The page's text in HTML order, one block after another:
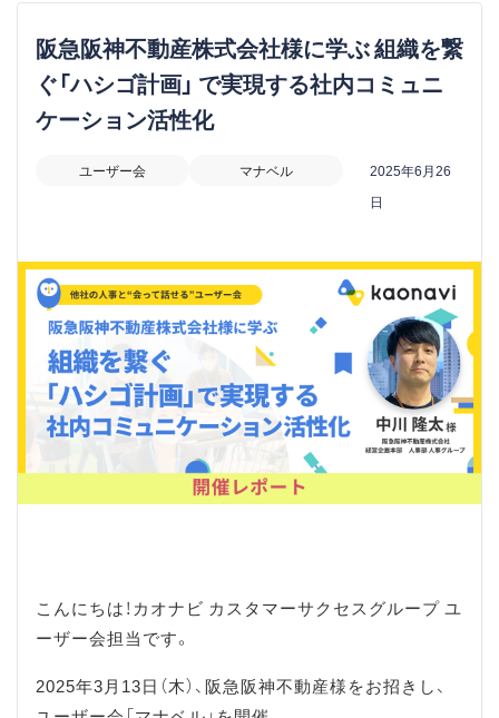
阪急阪神不動産株式会社様に学ぶ 組織を繋
ぐ「ハシゴ計画」 で実現する社内コミュニ
ケーション活性化
2025年6月26
日
マナベル
ユーザー会
こんにちは！カオナビ カスタマーサクセスグループ ユ
ーザー会担当です。
2025年3月13日（木）、阪急阪神不動産様をお招きし、